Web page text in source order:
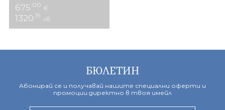
675 .00 €
1320 .19 лв.
БЮЛЕТИН
Абонирай се и получавай нашите специални оферти и
промоции директно в твоя имейл